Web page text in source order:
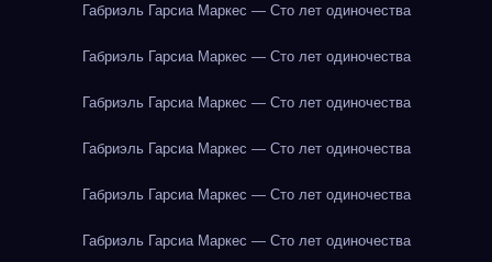
Габриэль Гарсиа Маркес — Сто лет одиночества
Габриэль Гарсиа Маркес — Сто лет одиночества
Габриэль Гарсиа Маркес — Сто лет одиночества
Габриэль Гарсиа Маркес — Сто лет одиночества
Габриэль Гарсиа Маркес — Сто лет одиночества
Габриэль Гарсиа Маркес — Сто лет одиночества